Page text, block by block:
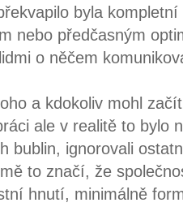
byla
nebo předčasným
o něčem
a kdokoliv mohl
ale v realitě to bylo
bublin, ignorovali
to značí, že
hnutí, minimálně